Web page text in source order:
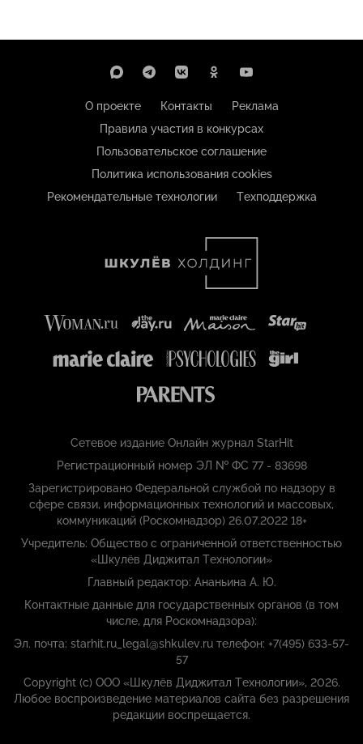
О проекте Контакты
Реклама
Правила участия в конкурсах
Пользовательское соглашение
Политика использования cookies
Рекомендательные технологии
Техподдержка
Сетевое издание Онлайн журнал StarHit
Регистрационный номер ЭЛ № ФС 77 - 83698
Зарегистрировано Федеральной службой по надзору в
сфере связи, информационных технологий и массовых,
коммуникаций (Роскомнадзор) 26.07.2022 18+
Учредитель: Общество с ограниченной ответственностью
«Шкулёв Диджитал Технологии»
Главный редактор: Ананьина А. Ю.
Контактные данные для государственных органов (в том
числе, для Роскомнадзора):
Эл. почта: starhit.ru_legal@shkulev.ru телефон: +7(495) 633-57-
57
Copyright (с) ООО «Шкулёв Диджитал Технологии», 2026.
Любое воспроизведение материалов сайта без разрешения
редакции воспрещается.